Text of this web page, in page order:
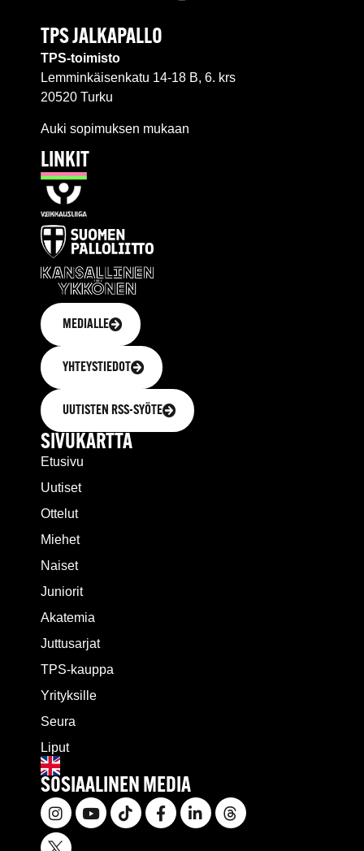
TPS JALKAPALLO
TPS-toimisto
Lemminkäisenkatu 14-18 B, 6. krs
20520 Turku
Auki sopimuksen mukaan
LINKIT
MEDIALLE
YHTEYSTIEDOT
UUTISTEN RSS-SYÖTE
SIVUKARTTA
Etusivu
Uutiset
Ottelut
Miehet
Naiset
Juniorit
Akatemia
Juttusarjat
TPS-kauppa
Yrityksille
Seura
Liput
SOSIAALINEN MEDIA